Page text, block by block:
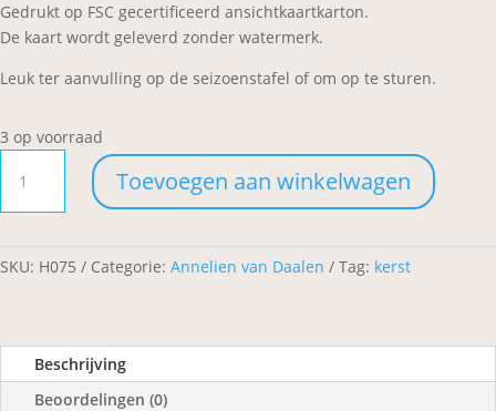
Gedrukt op FSC gecertificeerd ansichtkaartkarton.
​De kaart wordt geleverd zonder watermerk.
Leuk ter aanvulling op de seizoenstafel of om op te sturen.
3 op voorraad
aantal
Toevoegen aan winkelwagen
SKU: H075 Categorie: Annelien van Daalen Tag: kerst
Beschrijving
Beoordelingen (0)